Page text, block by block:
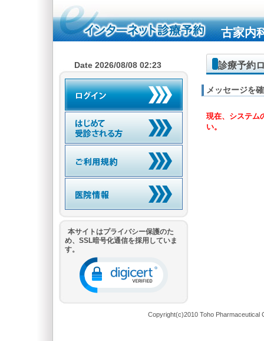
古家内
Date 2026/08/08 02:23
本サイトはプライバシー保護のた
め、SSL暗号化通信を採用していま
す。
診療予約
メッセージを
現在、システム
い。
Copyright(c)2010 Toho Pharmaceutical